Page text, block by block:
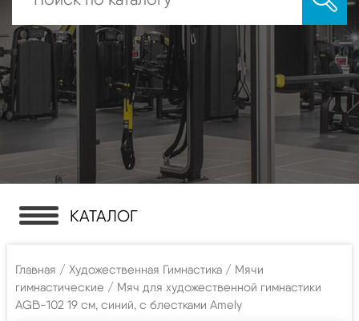
КАТАЛОГ
Главная / Художественная Гимнастика / Мячи
гимнастические / Мяч для художественной гимнастики
AGB-102 19 см, синий, с блестками Amely